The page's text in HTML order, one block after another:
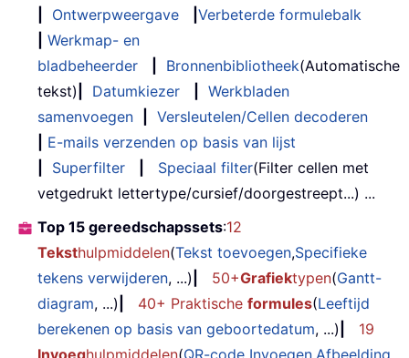
Ontwerpweergave
Verbeterde formulebalk
Werkmap- en
bladbeheerder
Bronnenbibliotheek(Automatische
tekst)
Datumkiezer
Werkbladen
samenvoegen
Versleutelen/Cellen decoderen
E-mails verzenden op basis van lijst
Superfilter Speciaal filter(Filter cellen met
vetgedrukt lettertype/cursief/doorgestreept...) ...
Top 15 gereedschapssets:12
Teksthulpmiddelen(Tekst toevoegen,Specifieke
tekens verwijderen, ...) 50+Grafiektypen(Gantt-
diagram, ...) 40+ Praktische formules(Leeftijd
berekenen op basis van geboortedatum, ...)
19